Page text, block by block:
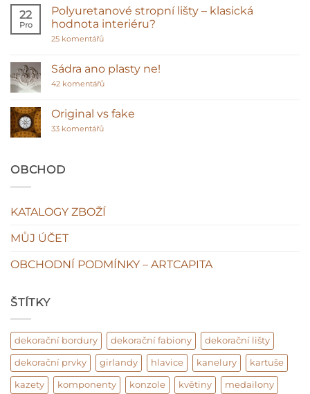
názvem
Proč
vybírat
22
Pro
Polyuretanové stropní lišty – klasická
hodnota interiéru?
25 komentářůu
názvem
Polyuretanové
stropní
klasická
hodnota
interiéru?
Sádra ano plasty ne!
42 komentářůu
názvem
Sádra
Original vs fake
33 komentářůu
OBCHOD
KATALOGY ZBOŽÍ
MŮJ ÚČET
OBCHODNÍ PODMÍNKY – ARTCAPITA
ŠTÍTKY
dekorační bordury dekorační fabiony dekorační lišty
dekorační prvky girlandy hlavice kanelury kartuše
kazety komponenty konzole květiny medailony